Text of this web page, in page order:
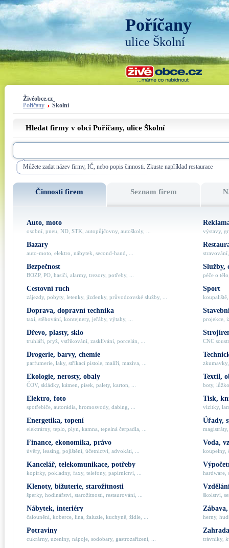
Poříčany
ulice Školní
Živéobce.cz
Poříčany
Školní
Hledat firmy v obci Poříčany, ulice Školní
Můžete zadat název firmy, IČ, nebo popis činnosti. Zkuste například restaurace
Činnosti firem Seznam firem
Auto, moto
osobní, pneu, ND, STK, autopůjčovny, autoškoly, ...
Bazary
auto-moto, elektro, nábytek, second-hand, ...
Bezpečnost
BOZP, PO, hasiči, alarmy, trezory, potřeby, ...
Cestovní ruch
zájezdy, pobyty, letenky, jízdenky, průvodcovské služby, ...
Doprava, dopravní technika
taxi, stěhování, kontejnery, jeřáby, výtahy, ...
Dřevo, plasty, sklo
truhláři, pryž, vstřikování, zasklívání, porcelán, ...
Drogerie, barvy, chemie
parfumerie, laky, stříkací pistole, malíři, maziva, ...
Ekologie, nerosty, obaly
ČOV, skládky, kámen, písek, palety, karton, ...
Elektro, foto
spotřebiče, autorádia, hromosvody, dabing, ...
Energetika, topení
elektrárny, teplo, plyn, kamna, tepelná čerpadla, ...
Finance, ekonomika, právo
úvěry, leasing, pojištění, účetnictví, advokáti, ...
Kancelář, telekomunikace, potřeby
kopírky, pokladny, faxy, telefony, papírnictví, ...
Klenoty, bižuterie, starožitnosti
šperky, hodinářství, starožitnosti, restaurování, ...
Nábytek, interiéry
čalounění, koberce, lina, žaluzie, kuchyně, židle, ...
Potraviny
cukrárny, uzeniny, nápoje, sodobary, gastrozařízení, ...
výstavy,
Služby,
péče o
Sport
projekce,
CNC
Textil,
boty,
Tisk,
vizitky,
Úřady,
Voda,
koupelny,
hardware,
školství,
herny,
trávníky,